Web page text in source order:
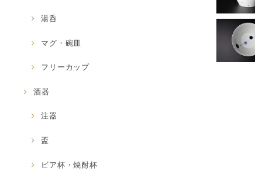
湯呑
マグ・碗皿
フリーカップ
酒器
注器
盃
ビア杯・焼酎杯